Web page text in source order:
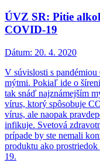
ÚVZ SR: Pitie
COVID-19
Dátum: 20. 4. 2020
V súvislosti s
mýtmi. Pokiaľ ide o
tak snáď najznámejším
vírus, ktorý spôsobuje
vírus, ale naopak
infikuje. Svetová
prípade by ste nemali
produktu ako
19.